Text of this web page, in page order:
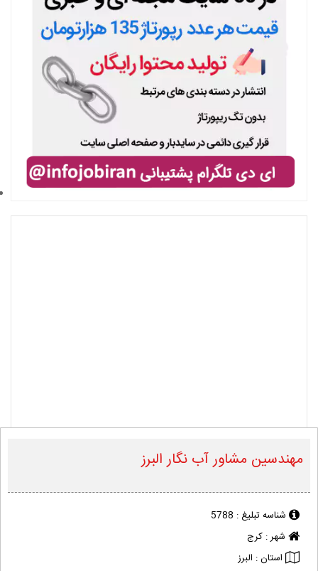
مهندسین مشاور آب نگار البرز
شناسه تبلیغ : 5788
شهر : کرج
استان : البرز